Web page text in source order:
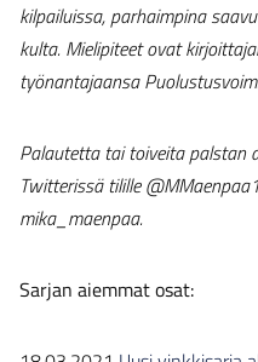
kilpailuissa, parhaimpina
kulta. Mielipiteet ovat
työnantajaansa
Palautetta tai toiveita palstan
Twitterissä tilille
mika_maenpaa.
Sarjan aiemmat osat: